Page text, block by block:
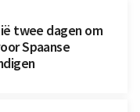
twee dagen om
Spaanse